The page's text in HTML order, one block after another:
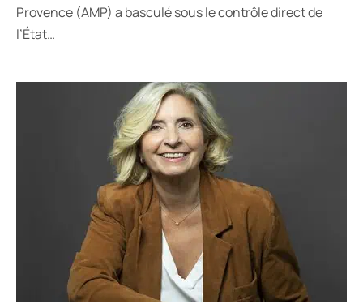
Provence (AMP) a basculé sous le contrôle direct de
l’État…